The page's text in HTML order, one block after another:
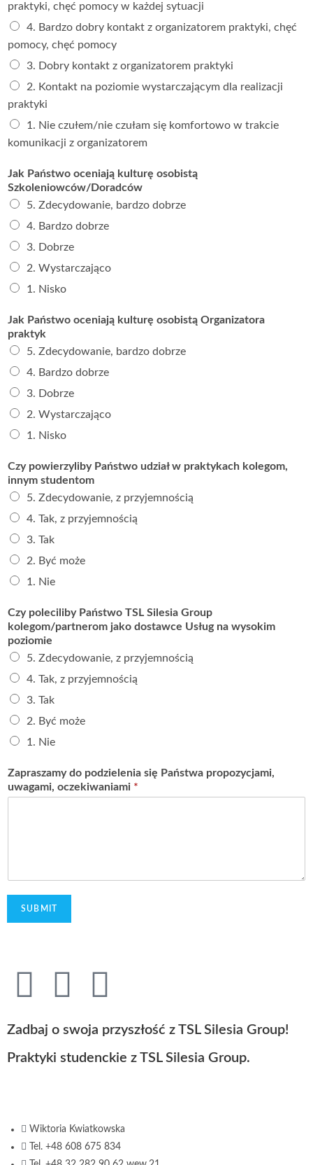
praktyki, chęć pomocy w każdej sytuacji
4. Bardzo dobry kontakt z organizatorem praktyki, chęć
pomocy, chęć pomocy
3. Dobry kontakt z organizatorem praktyki
2. Kontakt na poziomie wystarczającym dla realizacji
praktyki
1. Nie czułem/nie czułam się komfortowo w trakcie
komunikacji z organizatorem
Jak Państwo oceniają kulturę osobistą
Szkoleniowców/Doradców
5. Zdecydowanie, bardzo dobrze
4. Bardzo dobrze
3. Dobrze
2. Wystarczająco
1. Nisko
Jak Państwo oceniają kulturę osobistą Organizatora
praktyk
5. Zdecydowanie, bardzo dobrze
4. Bardzo dobrze
3. Dobrze
2. Wystarczająco
1. Nisko
Czy powierzyliby Państwo udział w praktykach kolegom,
innym studentom
5. Zdecydowanie, z przyjemnością
4. Tak, z przyjemnością
3. Tak
2. Być może
1. Nie
Czy poleciliby Państwo TSL Silesia Group
kolegom/partnerom jako dostawce Usług na wysokim
poziomie
5. Zdecydowanie, z przyjemnością
4. Tak, z przyjemnością
3. Tak
2. Być może
1. Nie
Zapraszamy do podzielenia się Państwa propozycjami,
uwagami, oczekiwaniami *
SUBMIT
Zadbaj o swoja przyszłość z TSL Silesia Group!
Praktyki studenckie z TSL Silesia Group.
Wiktoria Kwiatkowska
Tel. +48 608 675 834